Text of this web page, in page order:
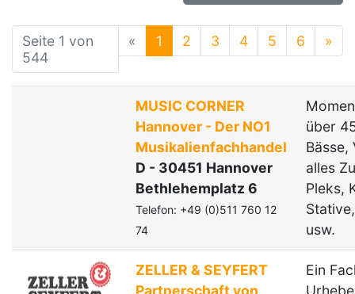
Seite 1 von
544
« 1 2 3 4 5 6 »
MUSIC CORNER
Hannover - Der NO1
Musikalienfachhandel
D - 30451 Hannover
Bethlehemplatz 6
Telefon: +49 (0)511 760 12
74
über
Bässe,
alles
Pleks,
usw.
ZELLER & SEYFERT
Partnerschaft von
Ein